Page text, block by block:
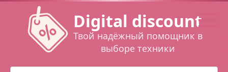
Перейти
контенту
Digital discount
Твой надёжный помощник в
выборе техники